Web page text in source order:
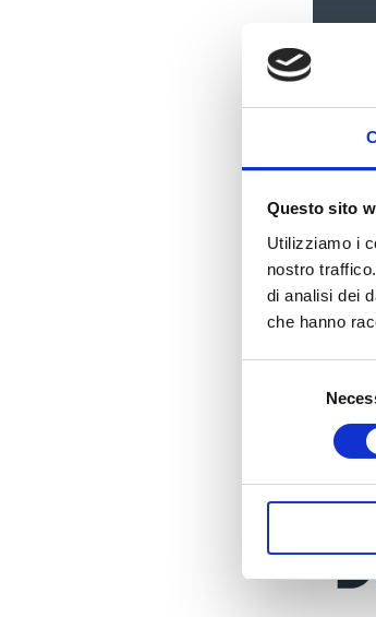
Questo sito
Utilizziamo i
nostro
di analisi dei
che hanno